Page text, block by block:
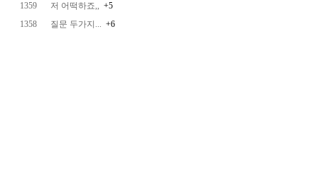
1359
저 어떡하죠,, +5
1358
질문 두가지... +6